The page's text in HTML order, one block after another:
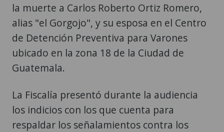
la muerte a Carlos Roberto Ortiz Romero,
alias "el Gorgojo", y su esposa en el Centro
de Detención Preventiva para Varones
ubicado en la zona 18 de la Ciudad de
Guatemala.
La Fiscalía presentó durante la audiencia
los indicios con los que cuenta para
respaldar los señalamientos contra los